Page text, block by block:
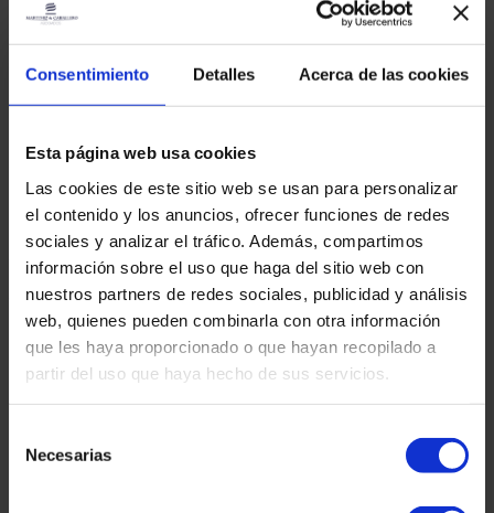
Consentimiento Detalles Acerca de las cookies
Esta página web usa cookies
Las cookies de este sitio web se usan para personalizar
el contenido y los anuncios, ofrecer funciones de redes
sociales y analizar el tráfico. Además, compartimos
información sobre el uso que haga del sitio web con
nuestros partners de redes sociales, publicidad y análisis
web, quienes pueden combinarla con otra información
que les haya proporcionado o que hayan recopilado a
partir del uso que haya hecho de sus servicios.
Necesarias
Im Falle einer Trennung oder Scheidung ist die Entscheidung, bei
wem die minderjährigen Kinder leben sollen (bekannt als Sorgerecht
und Vormundschaft), eine der kritischsten, aber wichtigsten Fragen
einer Scheidung immer bei der Mutter und nicht beim Vater bleiben.
Umständen der Kinder und der Eltern. In dieser Hinsicht gibt es
10. Dezember 2024
martinez-admin
Familie
Share
Read more
Adresse:
1. Stock, Büro 21.